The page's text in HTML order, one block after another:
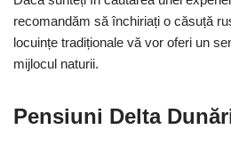
recomandăm să închiriați o căsuță
locuințe tradiționale vă vor oferi un
mijlocul naturii.
Pensiuni Delta